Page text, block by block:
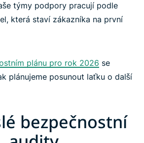
týmy podpory pracují podle
která staví zákazníka na první
plánu pro rok 2026 se
plánujeme posunout laťku o další
bezpečnostní